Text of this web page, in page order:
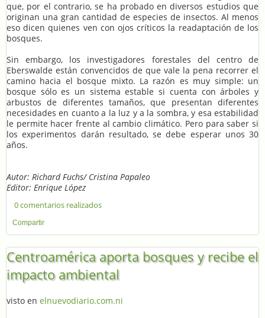
que, por el contrario, se ha probado en diversos estudios que
originan una gran cantidad de especies de insectos. Al menos
eso dicen quienes ven con ojos críticos la readaptación de los
bosques.
Sin embargo, los investigadores forestales del centro de
Eberswalde están convencidos de que vale la pena recorrer el
camino hacia el bosque mixto. La razón es muy simple: un
bosque sólo es un sistema estable si cuenta con árboles y
arbustos de diferentes tamaños, que presentan diferentes
necesidades en cuanto a la luz y a la sombra, y esa estabilidad
le permite hacer frente al cambio climático. Pero para saber si
los experimentos darán resultado, se debe esperar unos 30
años.
Autor: Richard Fuchs/ Cristina Papaleo
Editor: Enrique López
0 comentarios realizados
Compartir
Centroamérica aporta bosques y recibe el
impacto ambiental
visto en elnuevodiario.com.ni